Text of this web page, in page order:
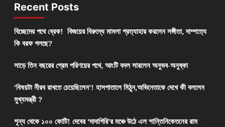
Recent Posts
বিচ্ছেদের পথে ব্রেক! বিজয়ের বিরুদ্ধে মামলা প্রত্যাহার করলেন সঙ্গীতা, দাম্পত্যে
কি বরফ গলছে?
সাড়ে তিন বছরের প্রেম পরিণয়ের পথে, আংটি বদল সারলেন অনুভব-অনুষ্কা
‘বিষয়টা নীরব রাখতে চেয়েছিলেন’! হাসপাতালে মিঠুন,অভিনেতাকে দেখে কী বললেন
মুখ্যমন্ত্রী ?
শূন্য থেকে ১০০ কোটি! দেবের ‘দাদাগিরি’র মঞ্চে উঠে এল শান্তিনিকেতনের রাম